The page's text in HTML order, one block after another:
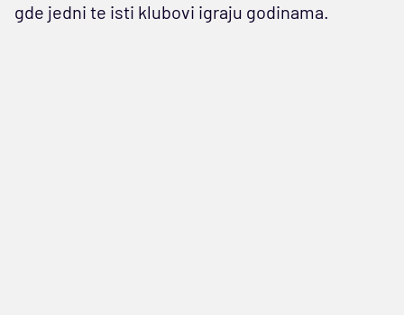
gde jedni te isti klubovi igraju godinama.